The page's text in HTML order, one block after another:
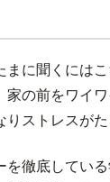
まに聞くには
家の前をワイ
ストレスがた
を徹底してい